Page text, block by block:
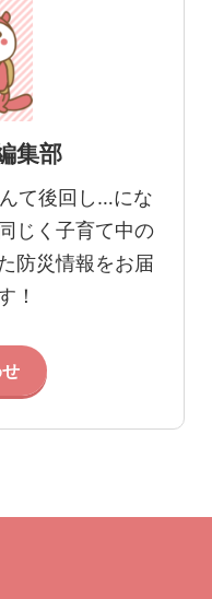
集部
て後回し…にな
じく子育て中の
防災情報をお届
！